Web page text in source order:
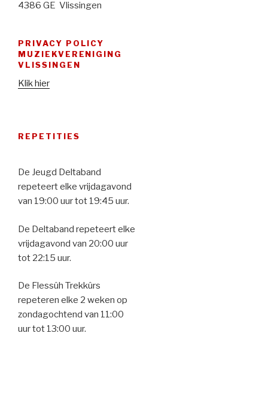
4386 GE Vlissingen
PRIVACY POLICY
MUZIEKVERENIGING
VLISSINGEN
Klik hier
REPETITIES
De Jeugd Deltaband
repeteert elke vrijdagavond
van 19:00 uur tot 19:45 uur.
De Deltaband repeteert elke
vrijdagavond van 20:00 uur
tot 22:15 uur.
De Flessûh Trekkûrs
repeteren elke 2 weken op
zondagochtend van 11:00
uur tot 13:00 uur.